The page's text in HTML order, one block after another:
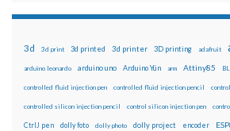
3d 3d print 3d printed 3d printer 3D printing adafruit
arduino leonardo arduino uno Arduino Yún arm Attiny85
controlled fluid injection pen controlled fluid injection pencil
controlled silicon injection pencil control silicon injection pen
CtrlJ pen dolly foto dolly photo dolly project encoder